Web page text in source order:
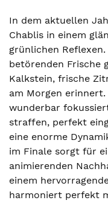
In dem aktuellen
Chablis in einem
grünlichen
betörenden Frische
Kalkstein, frische
am Morgen erinnert.
wunderbar
straffen, perfekt
eine enorme
im Finale sorgt für
animierenden
einem
harmoniert perfekt